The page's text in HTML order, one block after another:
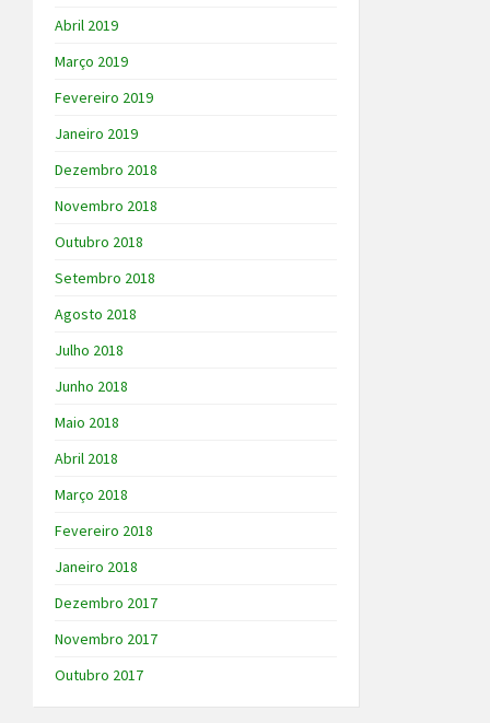
Abril 2019
Março 2019
Fevereiro 2019
Janeiro 2019
Dezembro 2018
Novembro 2018
Outubro 2018
Setembro 2018
Agosto 2018
Julho 2018
Junho 2018
Maio 2018
Abril 2018
Março 2018
Fevereiro 2018
Janeiro 2018
Dezembro 2017
Novembro 2017
Outubro 2017